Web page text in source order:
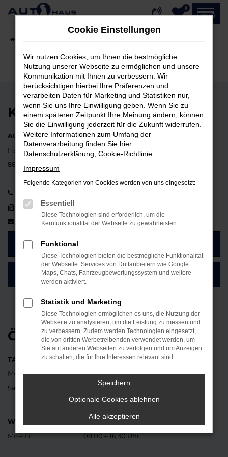
Zum
0
MENÜ
KONTAKT
AUTOHAUS ERNST HAHN GmbH
Hauptstraße 37
88662 Überlingen-Lippertsreute
07553 1497
info@autohaushahn.de
ZUM KONTAKTFORMULAR
SO FINDEN SIE UNSER AUTOHAUS
ÖFFNUNGSZEITEN
TANKSTELLE UND BÜRO
Mo – Fr
Sa
07:30 – 18:00 Uhr
08:30 – 12:00 Uhr
WERKSTATT
Mo – Fr
08:00 – 16:30 Uhr
Cookie Einstellungen
Wir nutzen Cookies, um Ihnen die bestmögliche
Nutzung unserer Webseite zu ermöglichen und unsere
Kommunikation mit Ihnen zu verbessern. Wir
berücksichtigen hierbei Ihre Präferenzen und
verarbeiten Daten für Marketing und Statistiken nur,
wenn Sie uns Ihre Einwilligung geben. Wenn Sie zu
einem späteren Zeitpunkt Ihre Meinung ändern, können
Sie die Einwilligung jederzeit für die Zukunft widerrufen.
Weitere Informationen zum Umfang der
Datenverarbeitung finden Sie hier:
Datenschutzerklärung Cookie-Richtlinie
Impressum
Folgende Kategorien von Cookies werden von uns eingesetzt:
Essentiell
Diese Technologien sind erforderlich, um die
Kernfunktionalität der Webseite zu gewährleisten.
Funktional
Diese Technologien bieten die bestmögliche Funktionalität
der Webseite. Services von Drittanbietern wie Google
Maps, Chats, Fahrzeugbewertungssystem und weitere
werden aktiviert.
Statistik und Marketing
Diese Technologien ermöglichen es uns, die Nutzung der
Webseite zu analysieren, um die Leistung zu messen und
zu verbessern. Zudem werden Technologien eingesetzt,
die von dritten Werbetreibenden verwendet werden, um
Sie auf anderen Webseiten zu verfolgen und um Anzeigen
zu schalten, die für Ihre Interessen relevant sind.
Speichern
Optionale Cookies ablehnen
Alle akzeptieren